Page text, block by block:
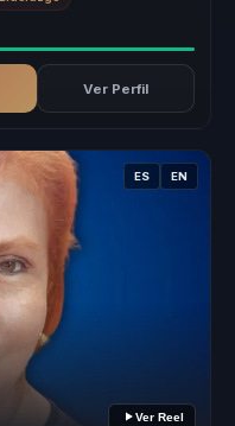
Ver Perfil
ES EN
Ver Reel